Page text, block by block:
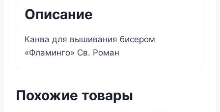
(13х17)
Описание
Канва для вышивания бисером
«Фламинго» Св. Роман
Похожие товары